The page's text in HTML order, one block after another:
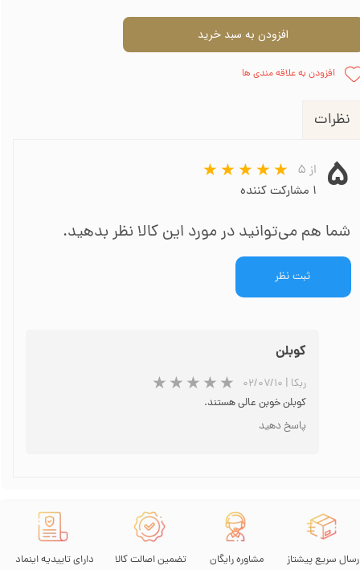
افزودن به سبد خرید
افزودن به علاقه مندی ها
نظرات
۵ از ۵
★★
۱ مشارکت کننده
شما هم می‌توانید در مورد این کالا نظر بدهید.
ثبت نظر
کوبلن
ربکا | ۰۲/۰۷/۱۰
کوبلن خوبن عالی هستند.
پاسخ دهید
تضمین اصالت کالا مشاوره رایگان سریع پیشتاز دارای تاییدیه اینماد